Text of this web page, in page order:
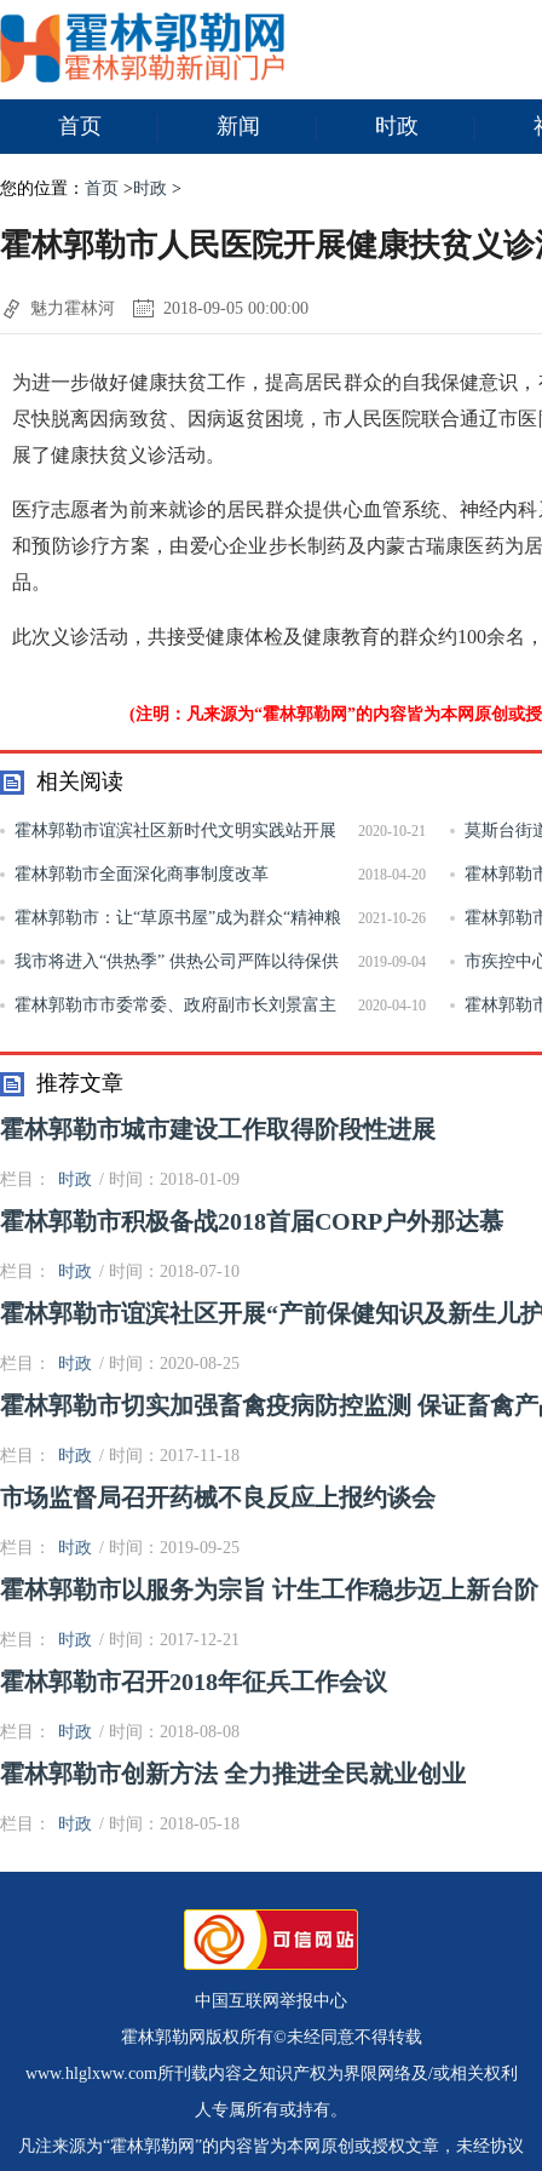
首页 新闻 时政
您的位置： 首页 >时政 >
霍林郭勒市人民医院开展健康扶贫义
魅力霍林河 2018-09-05 00:00:00
为进一步做好健康扶贫工作，提高居民群众的自我保健意识
尽快脱离因病致贫、因病返贫困境，市人民医院联合通辽市
展了健康扶贫义诊活动。
医疗志愿者为前来就诊的居民群众提供心血管系统、神经内
和预防诊疗方案，由爱心企业步长制药及内蒙古瑞康医药为
品。
此次义诊活动，共接受健康体检及健康教育的群众约100余名
(注明：凡来源为“霍林郭勒网”的内容皆为本网原创或
相关阅读
2020-10-21
霍林郭勒市谊滨社区新时代文明实践站开展
保密法宣传月活动
莫斯台街
打造社区党
2018-04-20
霍林郭勒市全面深化商事制度改革 霍林郭勒
2021-10-26
霍林郭勒市：让“草原书屋”成为群众“精神粮
仓”
霍林郭勒
2019-09-04
我市将进入“供热季” 供热公司严阵以待保供
热
市疾控中
健”党员志
2020-04-10
霍林郭勒市市委常委、政府副市长刘景富主
持召开《政府工作报告》征求意见座谈会
霍林郭勒
2020年新春
推荐文章
霍林郭勒市城市建设工作取得阶段性进展
栏目： 时政 / 时间：2018-01-09
霍林郭勒市积极备战2018首届CORP户外那达慕
栏目： 时政 / 时间：2018-07-10
霍林郭勒市谊滨社区开展“产前保健知识及新生儿
栏目： 时政 / 时间：2020-08-25
霍林郭勒市切实加强畜禽疫病防控监测 保证畜禽
栏目： 时政 / 时间：2017-11-18
市场监督局召开药械不良反应上报约谈会
栏目： 时政 / 时间：2019-09-25
霍林郭勒市以服务为宗旨 计生工作稳步迈上新台阶
栏目： 时政 / 时间：2017-12-21
霍林郭勒市召开2018年征兵工作会议
栏目： 时政 / 时间：2018-08-08
霍林郭勒市创新方法 全力推进全民就业创业
栏目： 时政 / 时间：2018-05-18
中国互联网举报中心
霍林郭勒网版权所有©未经同意不得转载
www.hlglxww.com所刊载内容之知识产权为界限网络及/或相关权利
人专属所有或持有。
凡注来源为“霍林郭勒网”的内容皆为本网原创或授权文章，未经协议